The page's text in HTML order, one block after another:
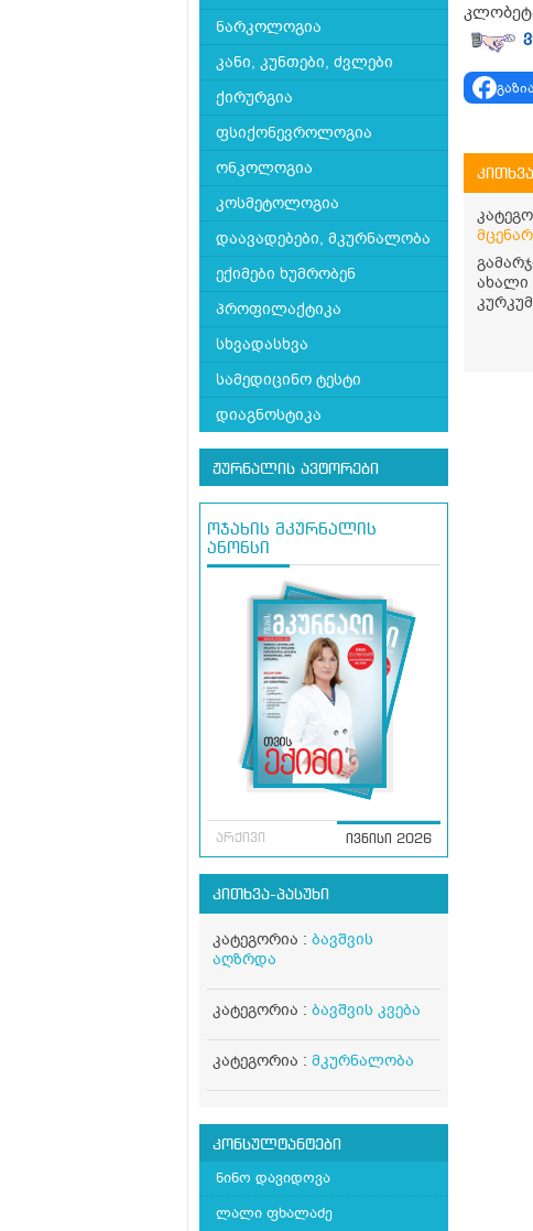
ნარკოლოგია
კანი, კუნთები, ძვლები
ქირურგია
ფსიქონევროლოგია
ონკოლოგია
კოსმეტოლოგია
დაავადებები, მკურნალობა
ექიმები ხუმრობენ
პროფილაქტიკა
სხვადასხვა
სამედიცინო ტესტი
დიაგნოსტიკა
ჟურნალის ავტორები
ოჯახის მკურნალის
ანონსი
არქივი ივნისი 2026
კითხვა-პასუხი
კატეგორია : ბავშვის
აღზრდა
კატეგორია : ბავშვის კვება
კატეგორია : მკურნალობა
კონსულტანტები
ნინო დავიდოვა
ლალი ფხალაძე
ახალი